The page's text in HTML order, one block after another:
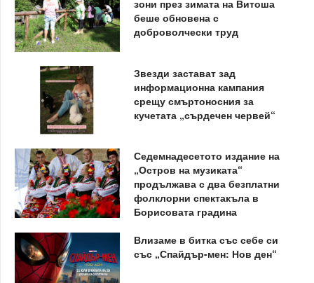
зони през зимата на Витоша
беше обновена с
доброволчески труд
Звезди застават зад
информационна кампания
срещу смъртоносния за
кучетата „сърдечен червей“
Седемнадесетото издание на
„Остров на музиката“
продължава с два безплатни
фолклорни спектакъла в
Борисовата градина
Влизаме в битка със себе си
със „Спайдър-мен: Нов ден“